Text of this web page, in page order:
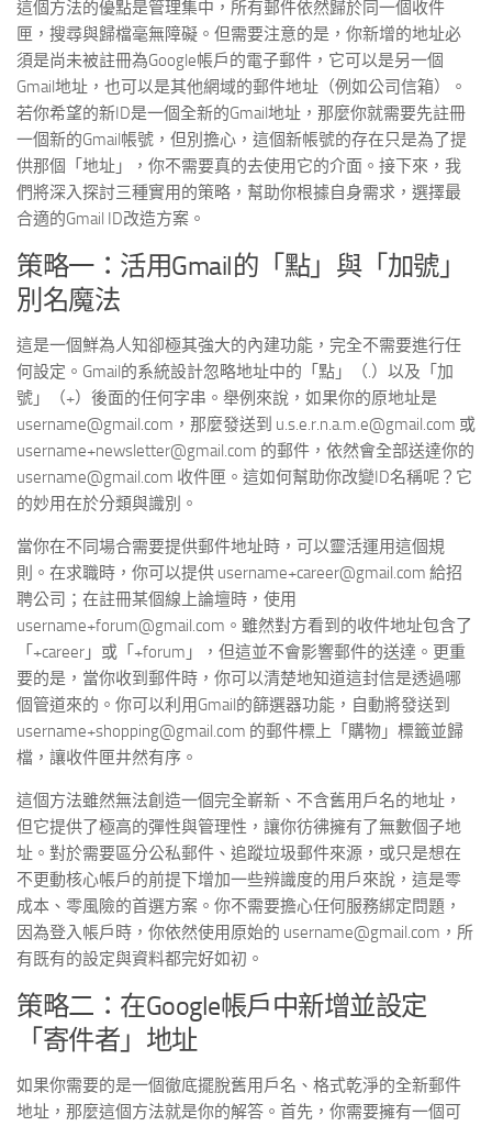
這個方法的優點是管理集中，所有郵件依然歸於同一個收件
匣，搜尋與歸檔毫無障礙。但需要注意的是，你新增的地址必
須是尚未被註冊為Google帳戶的電子郵件，它可以是另一個
Gmail地址，也可以是其他網域的郵件地址（例如公司信箱）。
若你希望的新ID是一個全新的Gmail地址，那麼你就需要先註冊
一個新的Gmail帳號，但別擔心，這個新帳號的存在只是為了提
供那個「地址」，你不需要真的去使用它的介面。接下來，我
們將深入探討三種實用的策略，幫助你根據自身需求，選擇最
合適的Gmail ID改造方案。
策略一：活用Gmail的「點」與「加號」
別名魔法
這是一個鮮為人知卻極其強大的內建功能，完全不需要進行任
何設定。Gmail的系統設計忽略地址中的「點」（.）以及「加
號」（+）後面的任何字串。舉例來說，如果你的原地址是
username@gmail.com，那麼發送到 u.s.e.r.n.a.m.e@gmail.com 或
username+newsletter@gmail.com 的郵件，依然會全部送達你的
username@gmail.com 收件匣。這如何幫助你改變ID名稱呢？它
的妙用在於分類與識別。
當你在不同場合需要提供郵件地址時，可以靈活運用這個規
則。在求職時，你可以提供 username+career@gmail.com 給招
聘公司；在註冊某個線上論壇時，使用
username+forum@gmail.com。雖然對方看到的收件地址包含了
「+career」或「+forum」，但這並不會影響郵件的送達。更重
要的是，當你收到郵件時，你可以清楚地知道這封信是透過哪
個管道來的。你可以利用Gmail的篩選器功能，自動將發送到
username+shopping@gmail.com 的郵件標上「購物」標籤並歸
檔，讓收件匣井然有序。
這個方法雖然無法創造一個完全嶄新、不含舊用戶名的地址，
但它提供了極高的彈性與管理性，讓你彷彿擁有了無數個子地
址。對於需要區分公私郵件、追蹤垃圾郵件來源，或只是想在
不更動核心帳戶的前提下增加一些辨識度的用戶來說，這是零
成本、零風險的首選方案。你不需要擔心任何服務綁定問題，
因為登入帳戶時，你依然使用原始的 username@gmail.com，所
有既有的設定與資料都完好如初。
策略二：在Google帳戶中新增並設定
「寄件者」地址
如果你需要的是一個徹底擺脫舊用戶名、格式乾淨的全新郵件
地址，那麼這個方法就是你的解答。首先，你需要擁有一個可